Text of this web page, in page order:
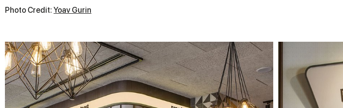
Photo Credit: Yoav Gurin